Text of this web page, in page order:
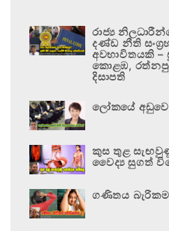
රාජ්‍ය
දණ්ඩ නීති
අවභාවිතයකි
කොළඹ,
දිසාපති
ලෝකයේ
කුස තුළ
වෛද්‍ය සුගත්
ගණිතය